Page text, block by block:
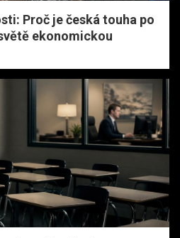
Proč je česká touha po
ekonomickou